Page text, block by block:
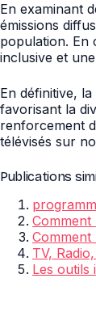
En examinant
émissions
population. En
inclusive et
En définitive,
favorisant la
renforcement
télévisés sur
Publications
Comment
TV,
Les outils